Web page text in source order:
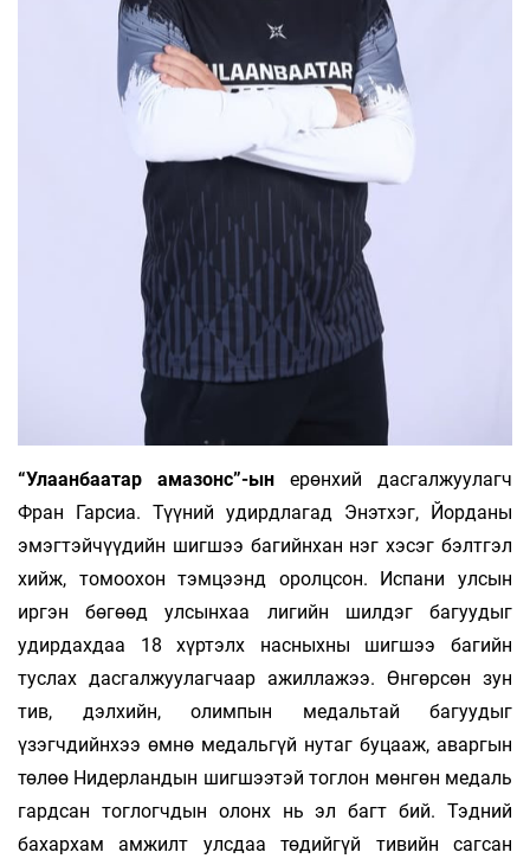
“Улаанбаатар амазонс”-ын ерөнхий дасгалжуулагч
Фран Гарсиа. Түүний удирдлагад Энэтхэг, Йорданы
эмэгтэйчүүдийн шигшээ багийнхан нэг хэсэг бэлтгэл
хийж, томоохон тэмцээнд оролцсон. Испани улсын
иргэн бөгөөд улсынхаа лигийн шилдэг багуудыг
удирдахдаа 18 хүртэлх насныхны шигшээ багийн
туслах дасгалжуулагчаар ажиллажээ. Өнгөрсөн зун
тив, дэлхийн, олимпын медальтай багуудыг
үзэгчдийнхээ өмнө медальгүй нутаг буцааж, аваргын
төлөө Нидерландын шигшээтэй тоглон мөнгөн медаль
гардсан тоглогчдын олонх нь эл багт бий. Тэдний
бахархам амжилт улсдаа төдийгүй тивийн сагсан